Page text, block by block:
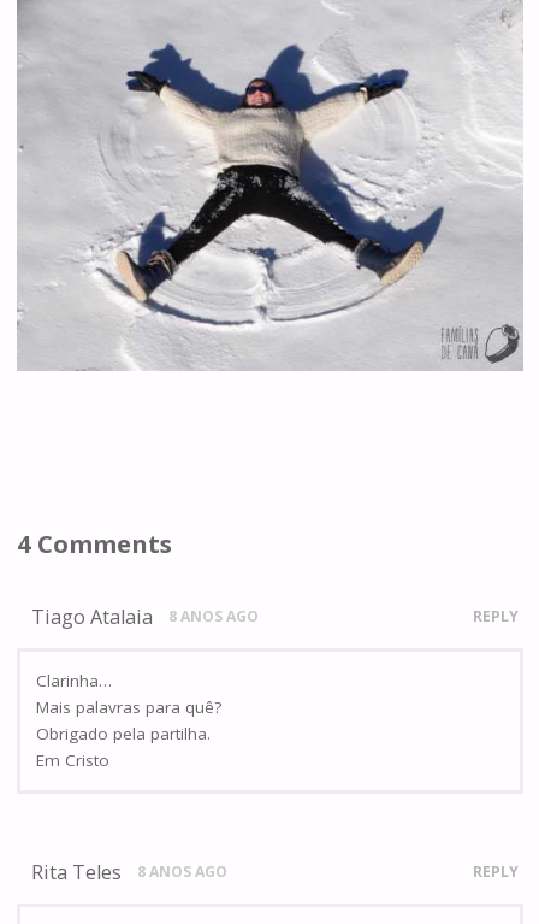
4 Comments
Tiago Atalaia 8 ANOS AGO REPLY
Clarinha…
Mais palavras para quê?
Obrigado pela partilha.
Em Cristo
Rita Teles 8 ANOS AGO REPLY